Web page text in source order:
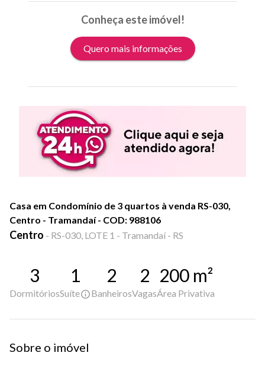
Conheça este imóvel!
Quero mais informações
Casa em Condomínio de 3 quartos à venda RS-030,
Centro - Tramandaí - COD: 988106
Centro - RS-030, LOTE 1 - Tramandaí - RS
3
Dormitórios
1
Suíte
2
Banheiros
2
Vagas
200 m²
Área Privativa
Sobre o imóvel